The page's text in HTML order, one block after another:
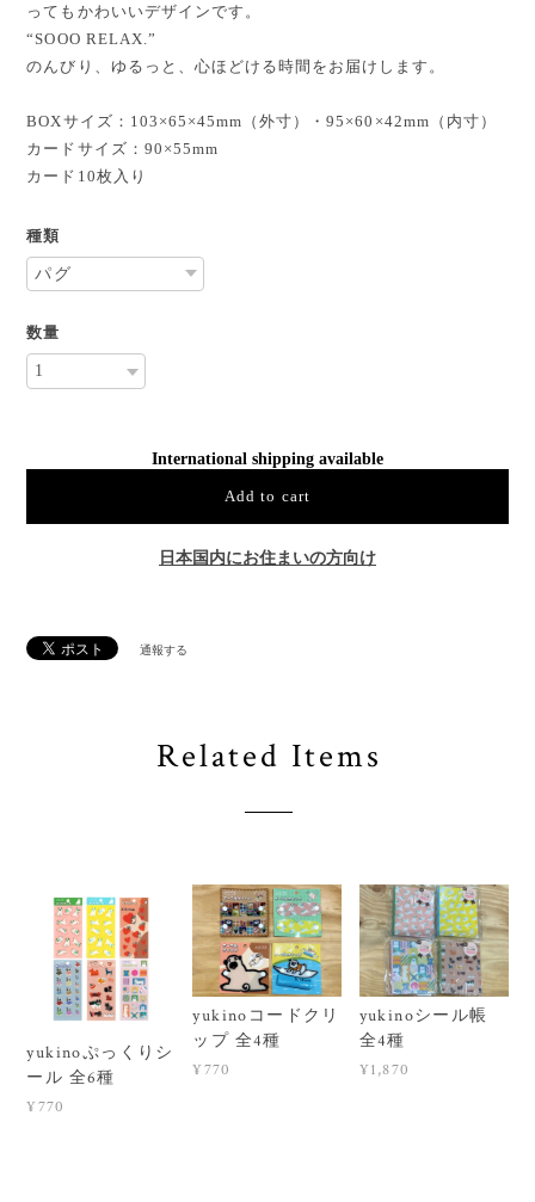
ってもかわいいデザインです。
“SOOO RELAX.”
のんびり、ゆるっと、心ほどける時間をお届けします。
BOXサイズ：103×65×45mm（外寸）・95×60×42mm（内寸）
カードサイズ：90×55mm
カード10枚入り
種類
数量
International shipping available
Add to cart
日本国内にお住まいの方向け
通報する
Related Items
yukinoぷっくりシ
ール 全6種
¥770
yukinoコードクリ
ップ 全4種
¥770
yukinoシール帳
全4種
¥1,870